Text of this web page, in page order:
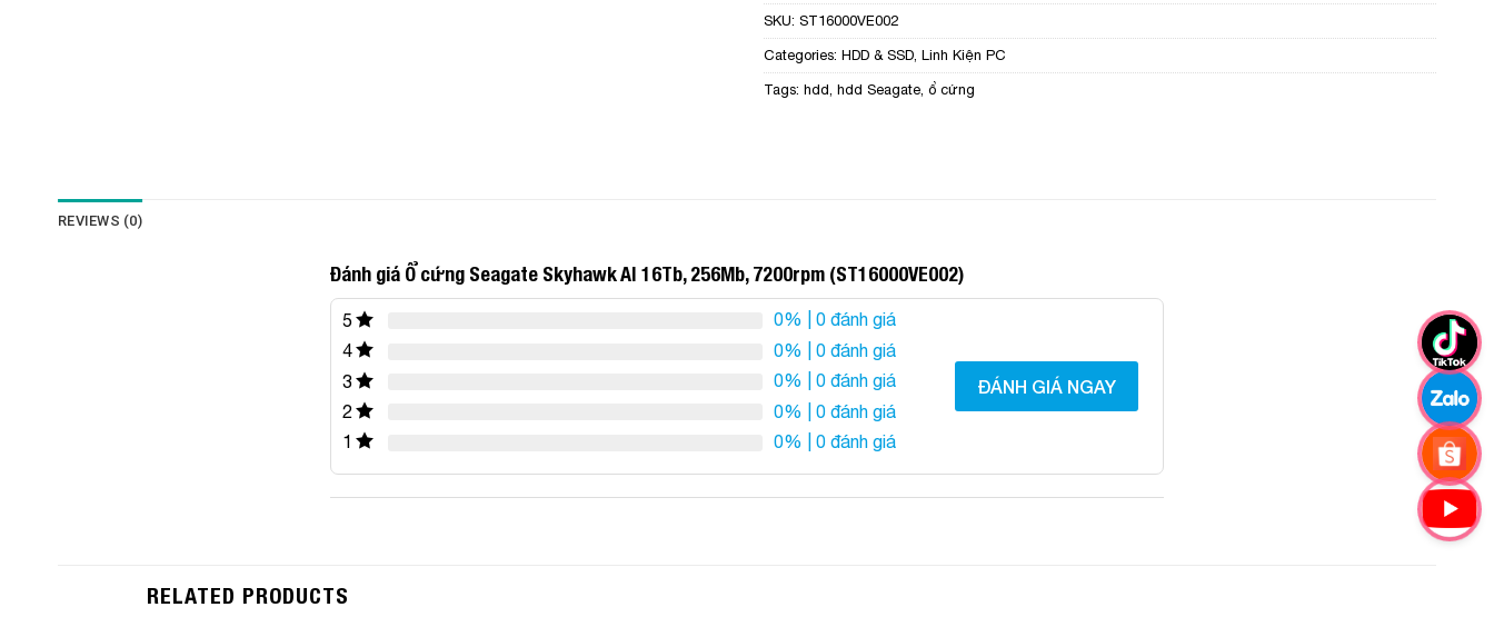
SKU: ST16000VE002
Categories: HDD & SSD Linh Kiện PC
Tags: hdd hdd Seagate ổ cứng
REVIEWS (0)
Đánh giá Ổ cứng Seagate Skyhawk AI 16Tb, 256Mb, 7200rpm (ST16000VE002)
5 0% | 0 đánh giá
4
0% | 0 đánh giá
3
0% | 0 đánh giá
2
0% | 0 đánh giá
1
0% | 0 đánh giá
ĐÁNH GIÁ NGAY
RELATED PRODUCTS